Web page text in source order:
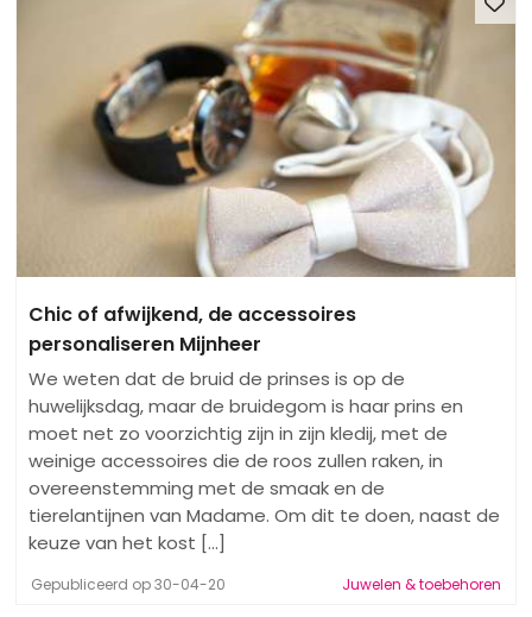
Chic of afwijkend, de accessoires
personaliseren Mijnheer
We weten dat de bruid de prinses is op de
huwelijksdag, maar de bruidegom is haar prins en
moet net zo voorzichtig zijn in zijn kledij, met de
weinige accessoires die de roos zullen raken, in
overeenstemming met de smaak en de
tierelantijnen van Madame. Om dit te doen, naast de
keuze van het kost [...]
Gepubliceerd op 30-04-20 Juwelen & toebehoren